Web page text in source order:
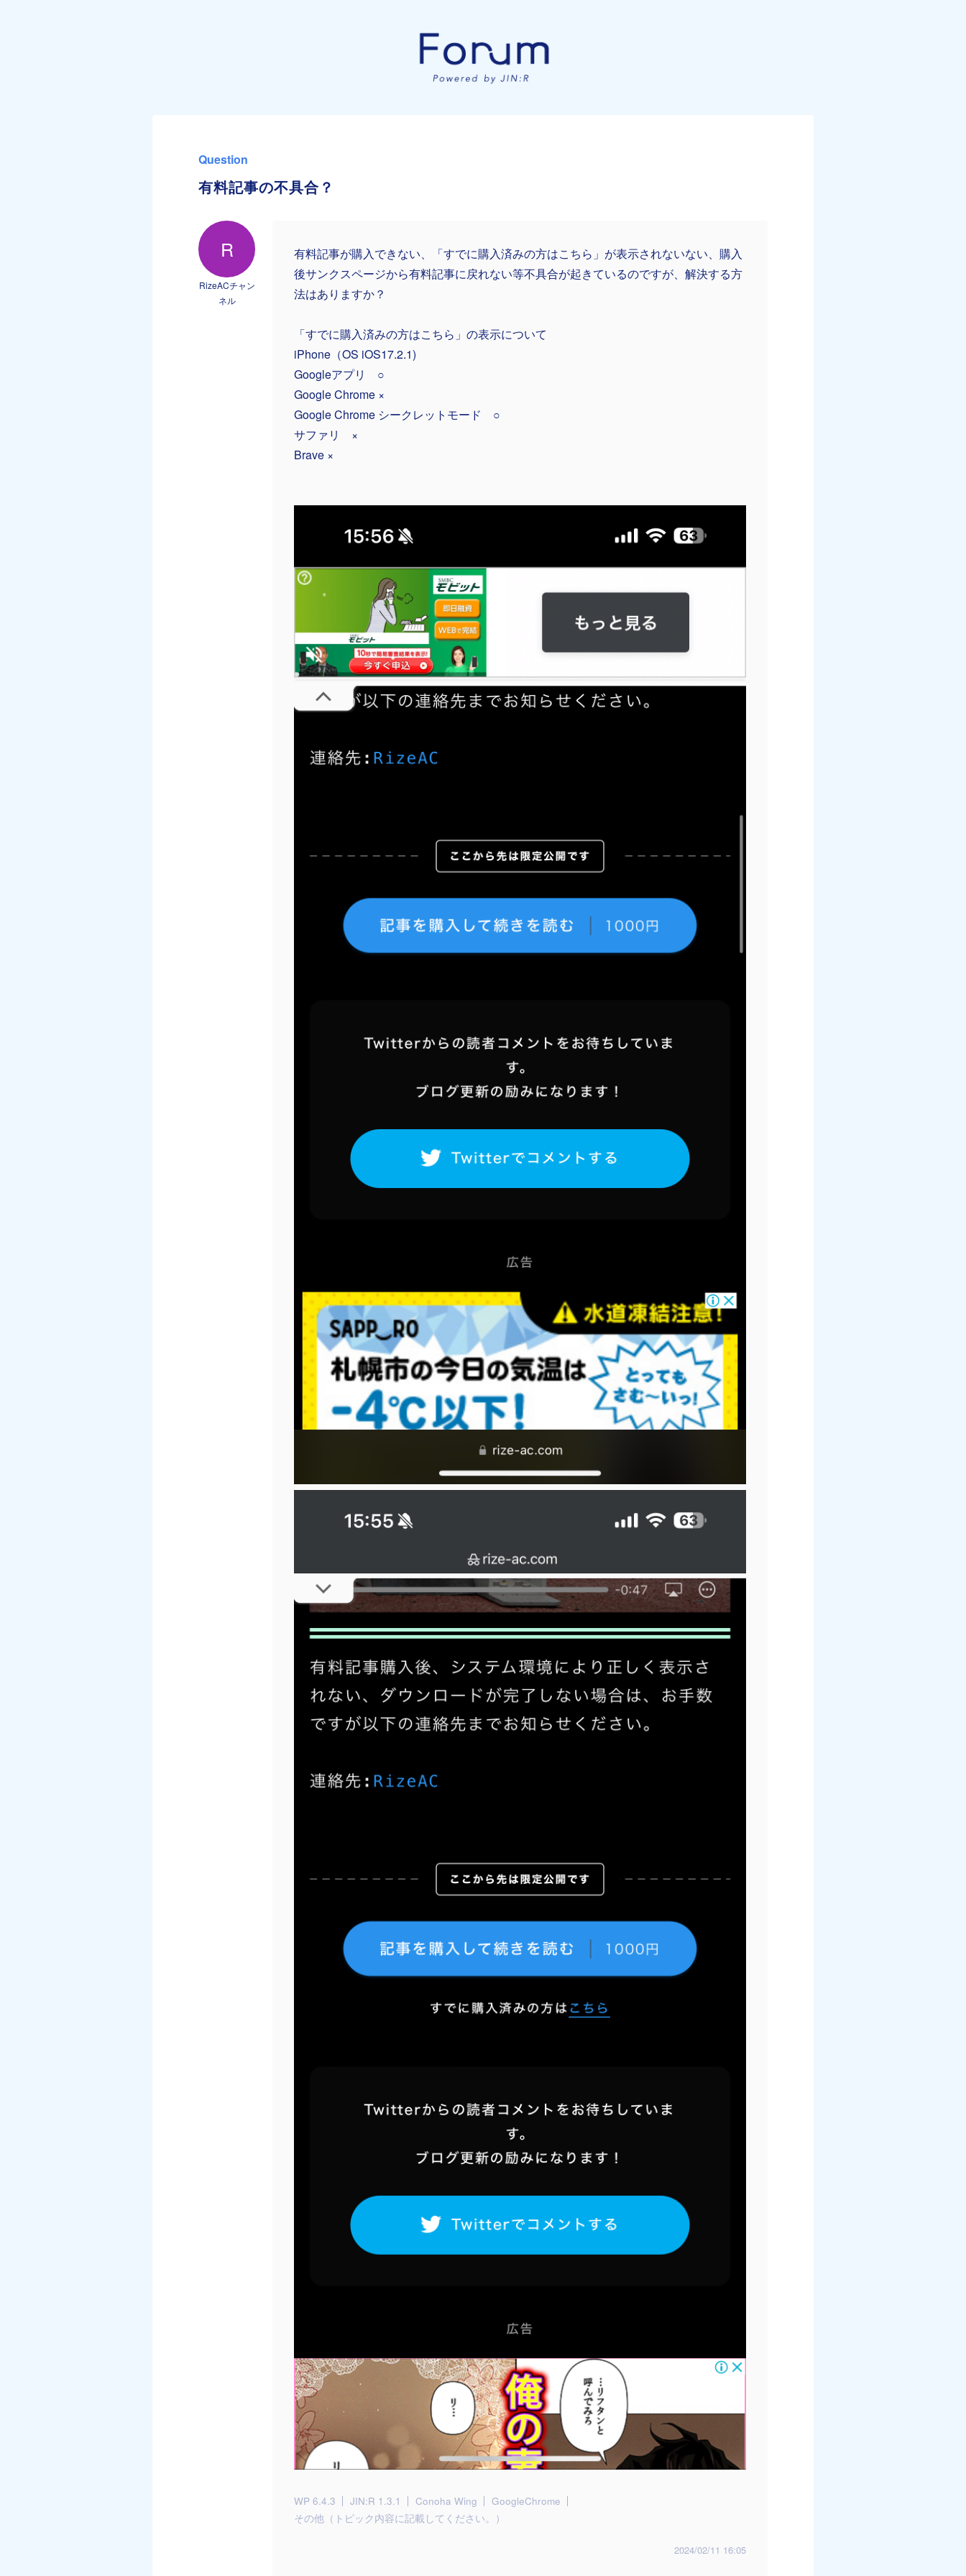
Question
有料記事の不具合？
R
RizeACチャン
ネル
有料記事が購入できない、「すでに購入済みの方はこちら」が表示されないない、購入
後サンクスページから有料記事に戻れない等不具合が起きているのですが、解決する方
法はありますか？
「すでに購入済みの方はこちら」の表示について
iPhone（OS iOS17.2.1)
Googleアプリ ○
Google Chrome ×
Google Chrome シークレットモード ○
サファリ ×
Brave ×
WP 6.4.3 JIN:R 1.3.1 Conoha Wing
GoogleChrome
その他（トピック内容に記載してください。）
2024/02/11 16:05